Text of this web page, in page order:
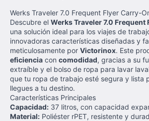
Werks Traveler 7.0 Frequent Flyer Carry-
Descubre el Werks Traveler 7.0 Frequent
una solución ideal para los viajes de
innovadoras características diseñadas y
meticulosamente por Victorinox. Este
eficiencia con comodidad, gracias a su
extraíble y el bolso de ropa para lavar
que tu ropa de trabajo esté segura y lista
llegues a tu destino.
Características Principales
Capacidad: 37 litros, con capacidad
Material: Poliéster rPET, resistente y